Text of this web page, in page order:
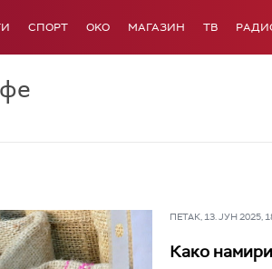
СПОРТ OKO МАГАЗИН ТВ
ПЕТАК, 13. ЈУН 2025,
Како